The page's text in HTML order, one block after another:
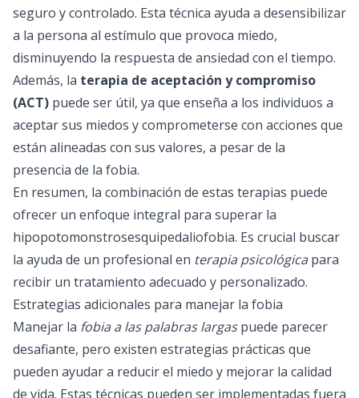
seguro y controlado. Esta técnica ayuda a desensibilizar
a la persona al estímulo que provoca miedo,
disminuyendo la respuesta de ansiedad con el tiempo.
Además, la terapia de aceptación y compromiso
(ACT) puede ser útil, ya que enseña a los individuos a
aceptar sus miedos y comprometerse con acciones que
están alineadas con sus valores, a pesar de la
presencia de la fobia.
En resumen, la combinación de estas terapias puede
ofrecer un enfoque integral para superar la
hipopotomonstrosesquipedaliofobia. Es crucial buscar
la ayuda de un profesional en terapia psicológica para
recibir un tratamiento adecuado y personalizado.
Estrategias adicionales para manejar la fobia
Manejar la fobia a las palabras largaspuede parecer
desafiante, pero existen estrategias prácticas que
pueden ayudar a reducir el miedo y mejorar la calidad
de vida. Estas técnicas pueden ser implementadas fuera